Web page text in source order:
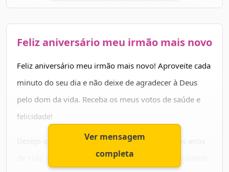
muitos irmãos por aí. Você é daquelas pessoas que a
gente sempre pode contar. Sempre esteve ao meu lado
também.
Parabéns! Que Deus te abençoe, meu grande amigo.
Feliz aniversário meu irmão mais novo
Feliz aniversário meu irmão mais novo! Aproveite cada
minuto do seu dia e não deixe de agradecer à Deus
pelo dom da vida. Receba os meus votos de saúde e
felicidade!
Desejo que Jesus te ilumine e te conceda muitos anos
de vida. Que aquilo que você deseja se torne realidade
Ver mensagem
completa